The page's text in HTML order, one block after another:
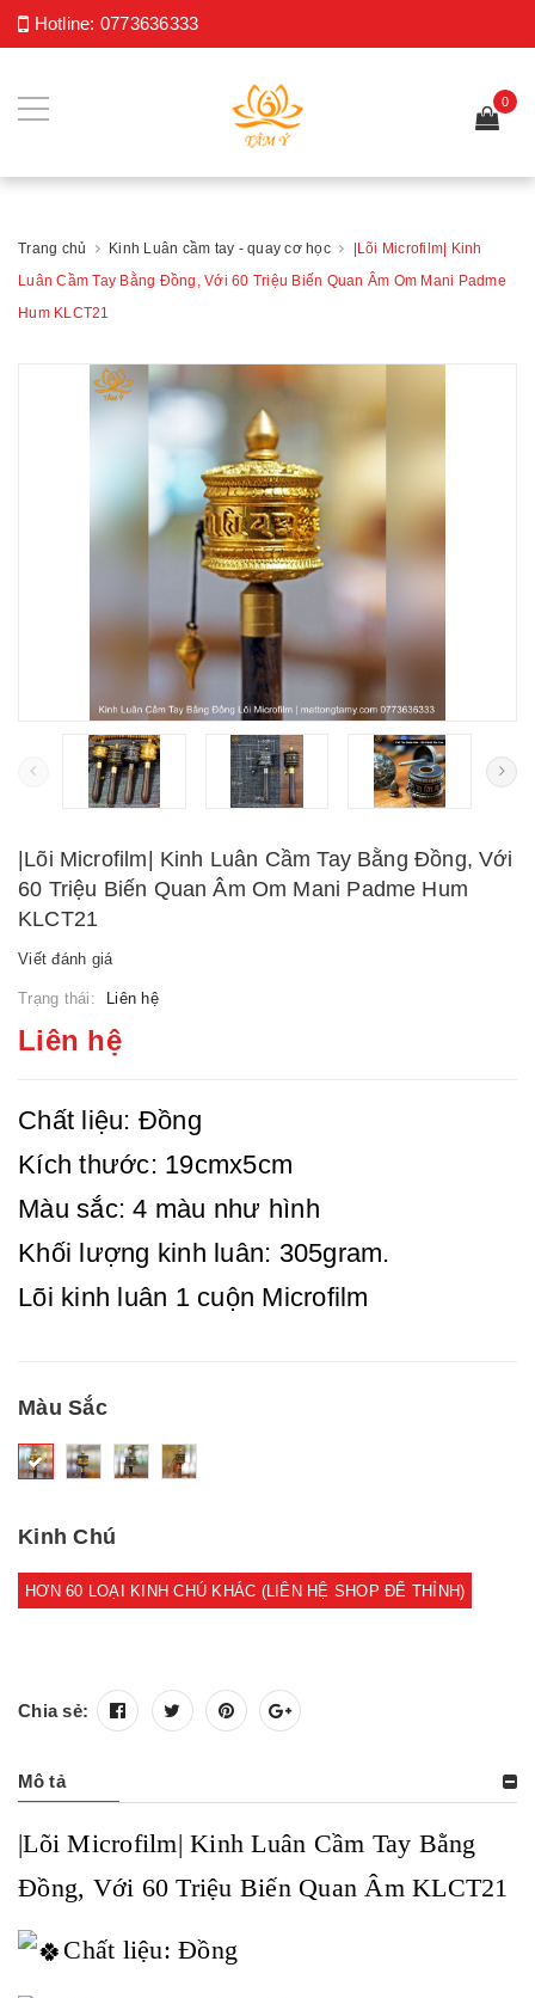
Hotline: 0773636333
0
Trang chủ Kinh Luân cầm tay - quay cơ học |Lõi Microfilm| Kinh
Luân Cầm Tay Bằng Đồng, Với 60 Triệu Biến Quan Âm Om Mani Padme
Hum KLCT21
|Lõi Microfilm| Kinh Luân Cầm Tay Bằng Đồng, Với
60 Triệu Biến Quan Âm Om Mani Padme Hum
KLCT21
Viết đánh giá
Trạng thái: Liên hệ
Liên hệ
Chất liệu: Đồng
Kích thước: 19cmx5cm
Màu sắc: 4 màu như hình
Khối lượng kinh luân: 305gram.
Lõi kinh luân 1 cuộn Microfilm
Màu Sắc
Kinh Chú
HƠN 60 LOẠI KINH CHÚ KHÁC (LIÊN HỆ SHOP ĐỂ THỈNH)
Chia sẻ:
Mô tả
|Lõi Microfilm| Kinh Luân Cầm Tay Bằng
Đồng, Với 60 Triệu Biến Quan Âm KLCT21
Chất liệu: Đồng